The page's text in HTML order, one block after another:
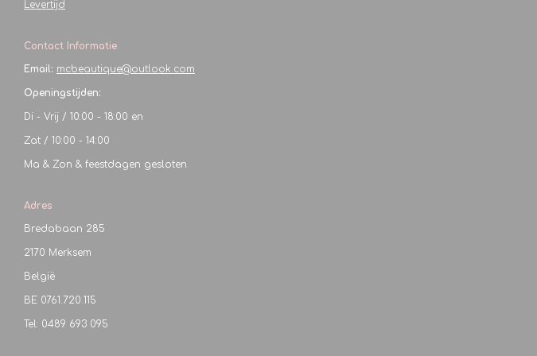
Levertijd
Contact Informatie
Email: mcbeautique@outlook.com
Openingstijden:
Di - Vrij / 10:00 - 18:00 en
Zat / 10:00 - 14:00
Ma & Zon & feestdagen gesloten
Adres
Bredabaan 285
2170 Merksem
België
BE 0761.720.115
Tel: 0489 693 095